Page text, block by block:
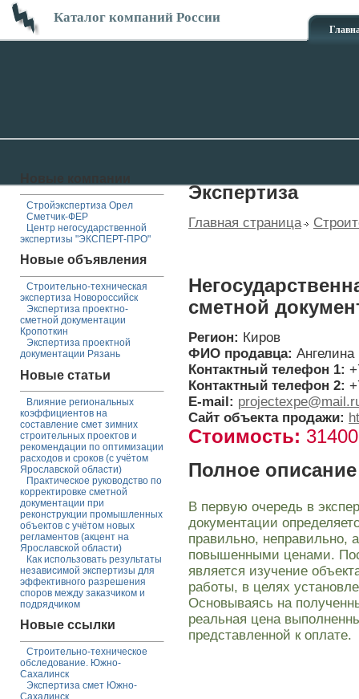
Каталог компаний России
Стройэкспертиза Орел
Сметчик-ФЕР
Центр негосударственной
экспертизы "ЭКСПЕРТ-ПРО"
Новые объявления
Строительно-техническая
экспертиза Новороссийск
Экспертиза проектно-
сметной документации
Кропоткин
Экспертиза проектной
документации Рязань
Новые статьи
Влияние региональных
коэффициентов на
составление смет зимних
строительных проектов и
рекомендации по оптимизации
расходов и сроков (с учётом
Ярославской области)
Практическое руководство по
корректировке сметной
документации при
реконструкции промышленных
объектов с учётом новых
регламентов (акцент на
Ярославской области)
Как использовать результаты
независимой экспертизы для
эффективного разрешения
споров между заказчиком и
подрядчиком
Новые ссылки
Строительно-техническое
обследование. Южно-
Сахалинск
Экспертиза смет Южно-
Экспертиза
Главная страница
сметной
Регион: Киров
ФИО продавца: Ангелина
Контактный телефон 1:
Контактный телефон 2:
E-mail:
Сайт объекта продажи:
Стоимость:
Полное
В первую очередь в
документации
правильно, неправильно,
повышенными ценами.
является изучение
работы, в целях
Основываясь на
реальная цена
представленной к оплате.